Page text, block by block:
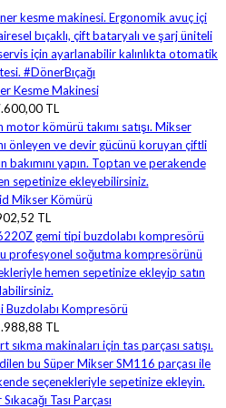
Kesme Makinesi
TL
Mikser Kömürü
TL
Buzdolabı Kompresörü
TL
Tası Parçası